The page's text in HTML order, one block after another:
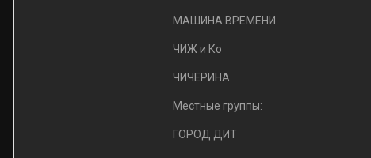
МАШИНА ВРЕМЕНИ
ЧИЖ и Ко
ЧИЧЕРИНА
Местные группы:
ГОРОД ДИТ